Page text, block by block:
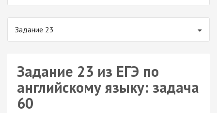
Задание 23
Задание 23 из ЕГЭ по
английскому языку: задача
60